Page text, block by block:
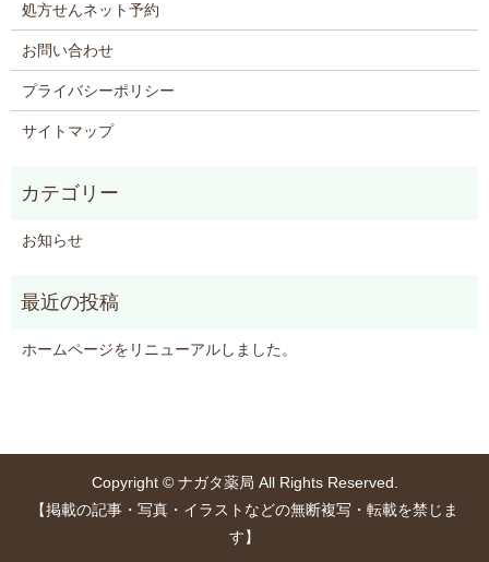
処方せんネット予約
お問い合わせ
プライバシーポリシー
サイトマップ
お知らせ
ホームページをリニューアルしました。
Copyright © ナガタ薬局 All Rights Reserved.
【掲載の記事・写真・イラストなどの無断複写・転載を禁じま
す】